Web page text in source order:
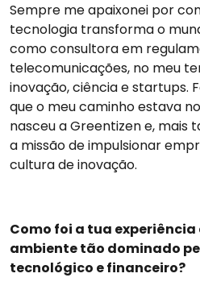
Sempre me apaixonei por
tecnologia transforma o
como consultora em
telecomunicações, no meu
inovação, ciência e startups.
que o meu caminho estava
nasceu a Greentizen e, mais
a missão de impulsionar
cultura de inovação.
Como foi a tua
ambiente tão dominado
tecnológico e financeiro?